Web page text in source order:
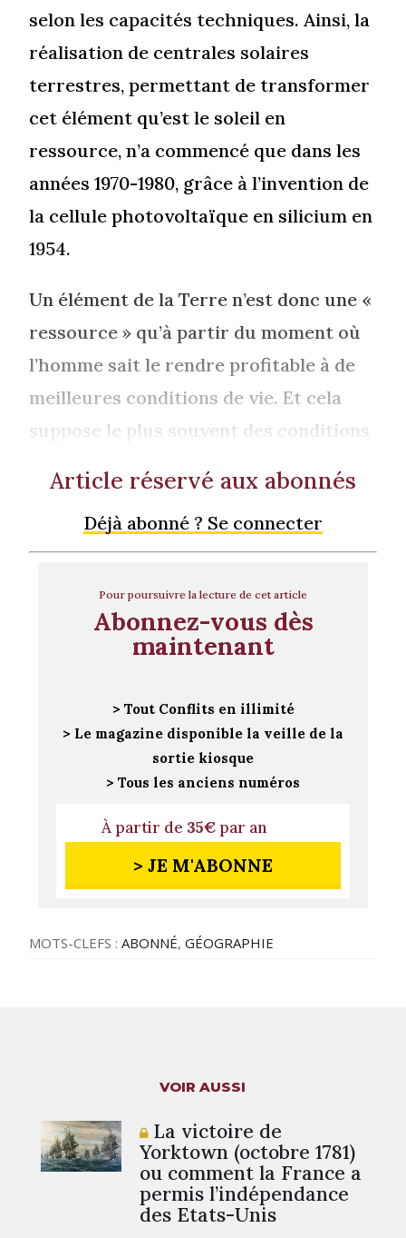
selon les capacités techniques. Ainsi, la
réalisation de centrales solaires
terrestres, permettant de transformer
cet élément qu’est le soleil en
ressource, n’a commencé que dans les
années 1970-1980, grâce à l’invention de
la cellule photovoltaïque en silicium en
1954.
Un élément de la Terre n’est donc une «
ressource » qu’à partir du moment où
l’homme sait le rendre profitable à de
meilleures conditions de vie. Et cela
suppose le plus souvent des conditions
Article réservé aux abonnés
Déjà abonné ? Se connecter
Pour poursuivre la lecture de cet article
Abonnez-vous dès
maintenant
> Tout Conflits en illimité
> Le magazine disponible la veille de la
sortie kiosque
> Tous les anciens numéros
À partir de 35€par an
> JE M'ABONNE
MOTS-CLEFS :ABONNÉ,GÉOGRAPHIE
VOIR AUSSI
La victoire de
Yorktown (octobre 1781)
ou comment la France a
permis l’indépendance
des Etats-Unis